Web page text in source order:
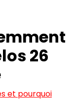
26
et pourquoi